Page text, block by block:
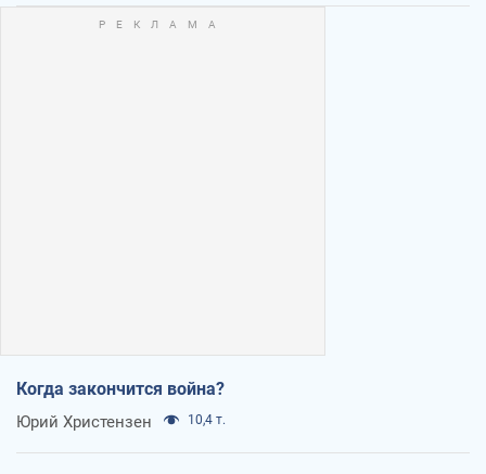
Когда закончится война?
Юрий Христензен 10,4 т.